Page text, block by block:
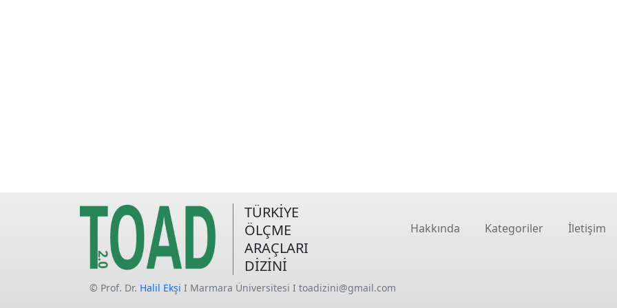
TÜRKİYE
ÖLÇME
ARAÇLARI
DİZİNİ
Hakkında Kategoriler İletişim
© Prof. Dr. Halil Ekşi I Marmara Üniversitesi I toadizini@gmail.com